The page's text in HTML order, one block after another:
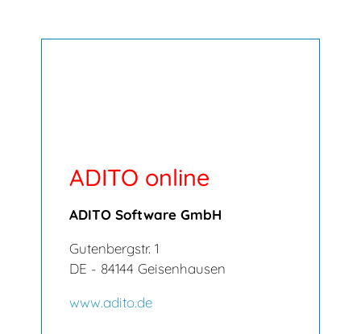
ADITO online
ADITO Software GmbH
Gutenbergstr. 1
DE - 84144 Geisenhausen
www.adito.de